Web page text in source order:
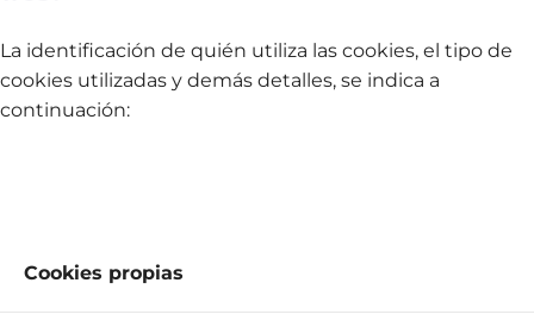
La identificación de quién utiliza las cookies, el tipo de
cookies utilizadas y demás detalles, se indica a
continuación:
Cookies propias